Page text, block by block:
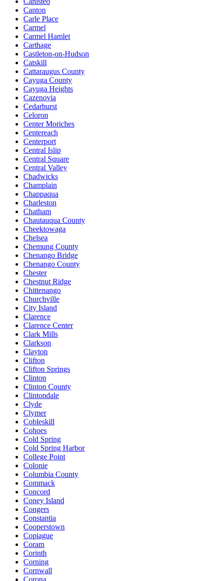
Canton
Carle Place
Carmel
Carmel Hamlet
Carthage
Castleton-on-Hudson
Catskill
Cattaraugus County
Cayuga County
Cayuga Heights
Cazenovia
Cedarhurst
Celoron
Center Moriches
Centereach
Centerport
Central Islip
Central Square
Central Valley
Chadwicks
Champlain
Chappaqua
Charleston
Chatham
Chautauqua County
Cheektowaga
Chelsea
Chemung County
Chenango Bridge
Chenango County
Chester
Chestnut Ridge
Chittenango
Churchville
City Island
Clarence
Clarence Center
Clark Mills
Clarkson
Clayton
Clifton
Clifton Springs
Clinton
Clinton County
Clintondale
Clyde
Clymer
Cobleskill
Cohoes
Cold Spring
Cold Spring Harbor
College Point
Colonie
Columbia County
Commack
Concord
Coney Island
Congers
Constantia
Cooperstown
Copiague
Coram
Corinth
Corning
Cornwall
Corona